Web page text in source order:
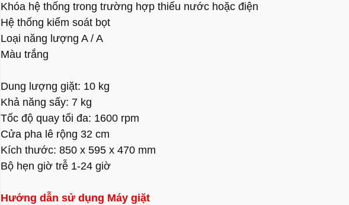
Khóa hệ thống trong trường hợp thiếu nước hoặc điện
Hệ thống kiểm soát bọt
Loại năng lượng A / A
Màu trắng
Dung lượng giặt: 10 kg
Khả năng sấy: 7 kg
Tốc độ quay tối đa: 1600 rpm
Cửa pha lê rộng 32 cm
Kích thước: 850 x 595 x 470 mm
Bộ hẹn giờ trễ 1-24 giờ
Hướng dẫn sử dụng Máy giặt